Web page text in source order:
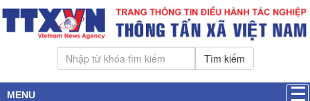
Tìm kiếm
MENU